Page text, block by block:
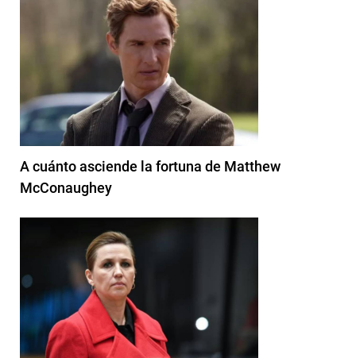
A cuánto asciende la fortuna de Matthew
McConaughey